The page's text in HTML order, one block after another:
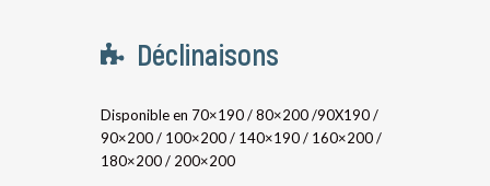
Déclinaisons
Disponible en 70×190 / 80×200 /90X190 /
90×200 / 100×200 / 140×190 / 160×200 /
180×200 / 200×200